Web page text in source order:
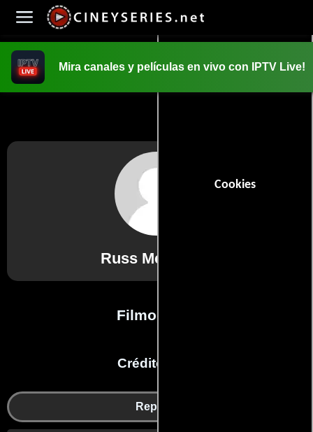
Cookies
Mira canales y películas en vivo con IPTV Live!
Russ McKamey
Filmografía
Créditos en:
Reparto